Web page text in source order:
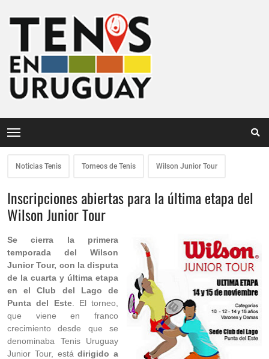
Noticias Tenis Torneos de Tenis Wilson Junior Tour
Inscripciones abiertas para la última etapa del
Wilson Junior Tour
Se cierra la primera
temporada del Wilson
Junior Tour, con la disputa
de la cuarta y última etapa
en el Club del Lago de
Punta del Este. El torneo,
que viene en franco
crecimiento desde que se
denominaba Tenis Uruguay
Junior Tour, estádirigido a